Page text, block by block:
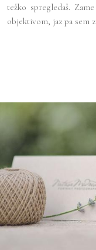
težko spregledaš.
objektivom, jaz pa sem